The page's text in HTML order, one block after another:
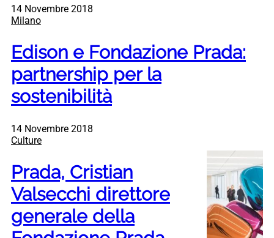
14 Novembre 2018
Milano
Edison e Fondazione Prada:
partnership per la
sostenibilità
14 Novembre 2018
Culture
Prada, Cristian
Valsecchi direttore
generale della